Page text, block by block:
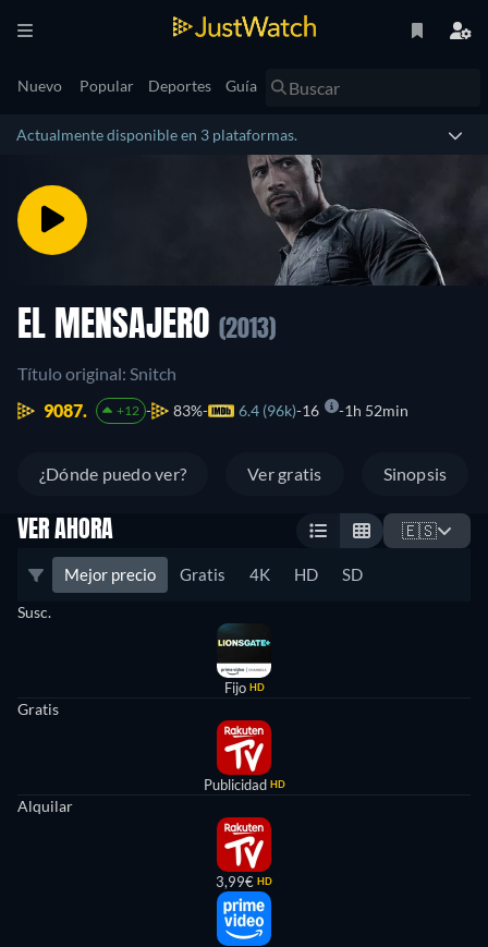
Nuevo Popular Deportes Guía
Actualmente disponible en 3 plataformas.
EL MENSAJERO (2013)
Título original: Snitch
9087.
+12 83% 6.4 (96k) 16 1h 52min
¿Dónde puedo ver? Ver gratis Sinopsis
VER AHORA 🇪🇸
Mejor precio Gratis 4K HD SD
Susc.
Fijo HD
Gratis
Publicidad HD
Alquilar
3,99€ HD